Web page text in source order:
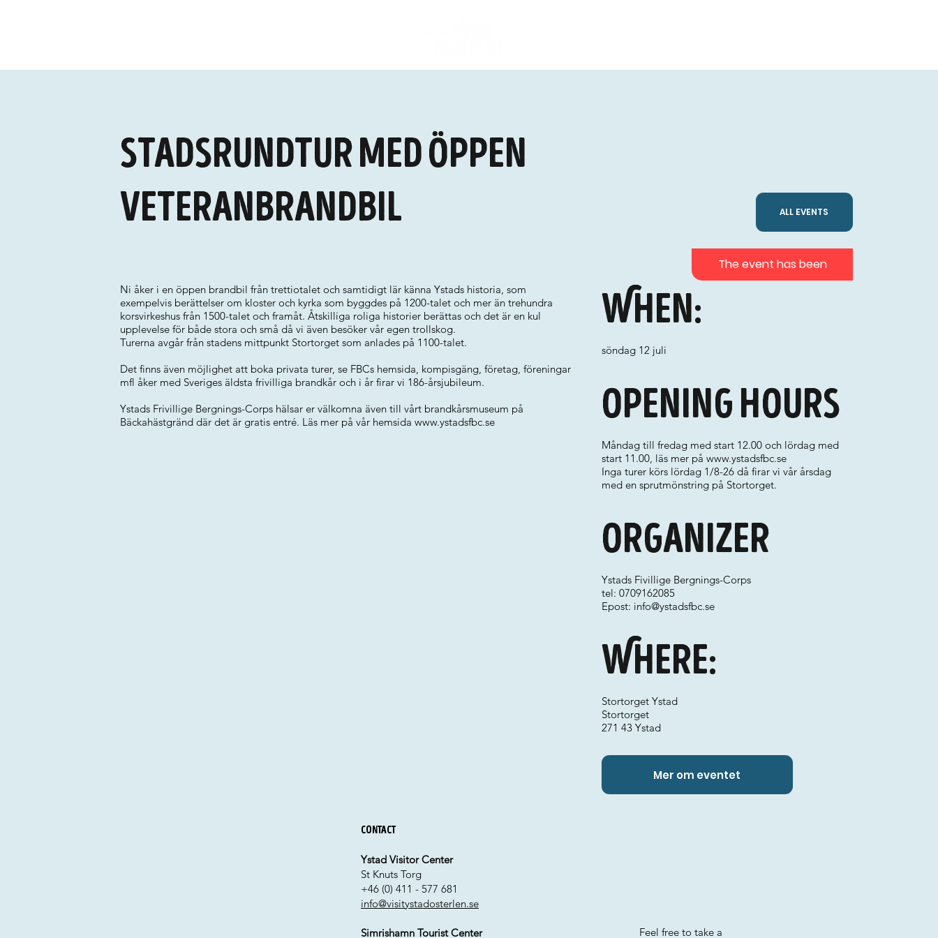
Stadsrundtur med öppen
veteranbrandbil
ALL EVENTS
Ni åker i en öppen brandbil från trettiotalet och samtidigt lär känna Ystads historia, som
exempelvis berättelser om kloster och kyrka som byggdes på 1200-talet och mer än trehundra
korsvirkeshus från 1500-talet och framåt. Åtskilliga roliga historier berättas och det är en kul
upplevelse för både stora och små då vi även besöker vår egen trollskog.
Turerna avgår från stadens mittpunkt Stortorget som anlades på 1100-talet.
Det finns även möjlighet att boka privata turer, se FBCs hemsida, kompisgäng, företag, föreningar
mfl åker med Sveriges äldsta frivilliga brandkår och i år firar vi 186-årsjubileum.
Ystads Frivillige Bergnings-Corps hälsar er välkomna även till vårt brandkårsmuseum på
Bäckahästgränd där det är gratis entré. Läs mer på vår hemsida www.ystadsfbc.se
When:
söndag 12 juli
Where:
Organizer
Ystads Fivillige Bergnings-Corps
tel: 0709162085
Epost: info@ystadsfbc.se
Stortorget Ystad
Stortorget
271 43 Ystad
Opening hours
Måndag till fredag med start 12.00 och lördag med
start 11.00, läs mer på www.ystadsfbc.se
Inga turer körs lördag 1/8-26 då firar vi vår årsdag
med en sprutmönstring på Stortorget.
Mer om eventet
The event has been
Contact
Ystad Visitor Center
St Knuts Torg
+46 (0) 411 - 577 681
info@visitystadosterlen.se
Simrishamn Tourist Center Feel free to take a